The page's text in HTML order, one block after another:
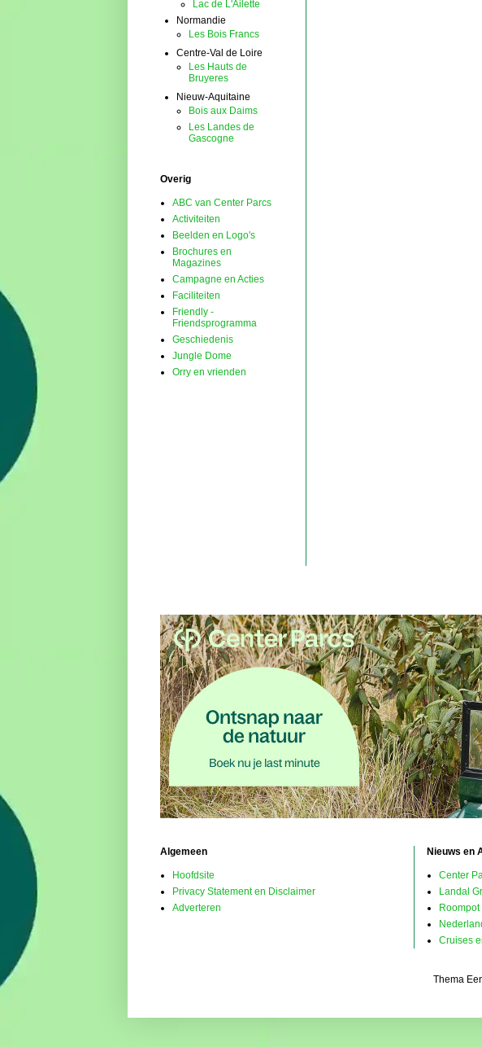
Lac de L'Ailette
Normandie
Les Bois Francs
Centre-Val de Loire
Les Hauts de
Bruyeres
Nieuw-Aquitaine
Bois aux Daims
Les Landes de
Gascogne
Overig
ABC van Center Parcs
Activiteiten
Beelden en Logo's
Brochures en
Magazines
Campagne en Acties
Faciliteiten
Friendly -
Friendsprogramma
Geschiedenis
Jungle Dome
Orry en vrienden
Algemeen
Hoofdsite
Privacy Statement en Disclaimer
Adverteren
Nieuws en
Center
Landal
Roompot
Cruises
Thema